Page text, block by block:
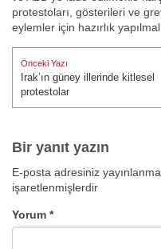
protestoları, gösterileri ve
eylemler için hazırlık
Yazı
gezinmesi
Önceki Yazı
Önceki Yazı:
Irak’ın güney illerinde kitlesel
protestolar
Bir yanıt yazın
E-posta adresiniz
işaretlenmişlerdir
Yorum *